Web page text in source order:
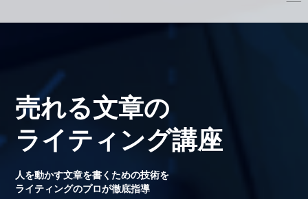
売れる文章の
ライティング講座
人を動かす文章を書くための技術を
ライティングのプロが徹底指導